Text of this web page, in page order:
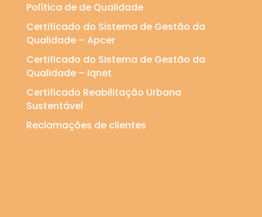
Política de de Qualidade
Certificado do Sistema de Gestão da
Qualidade – Apcer
Certificado do Sistema de Gestão da
Qualidade – Iqnet
Certificado Reabilitação Urbana
Sustentável
Reclamações de clientes